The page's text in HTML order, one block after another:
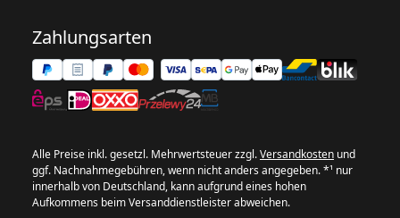
Zahlungsarten
Alle Preise inkl. gesetzl. Mehrwertsteuer zzgl.Versandkosten und
ggf. Nachnahmegebühren, wenn nicht anders angegeben. *¹ nur
innerhalb von Deutschland, kann aufgrund eines hohen
Aufkommens beim Versanddienstleister abweichen.